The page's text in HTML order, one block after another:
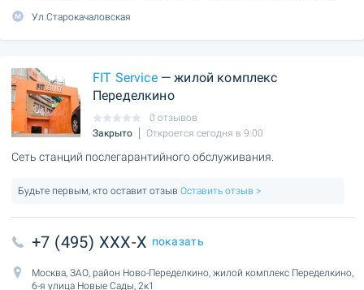
Ул.Старокачаловская
FIT Service— жилой комплекс
Переделкино
0 отзывов
Закрыто
Откроется сегодня в 9:00
Сеть станций послегарантийного обслуживания.
Будьте первым, кто оставит отзыв Оставить отзыв >
+7 (495) XXX-X показать
Москва, ЗАО, район Ново-Переделкино, жилой комплекс Переделкино,
6-я улица Новые Сады, 2к1